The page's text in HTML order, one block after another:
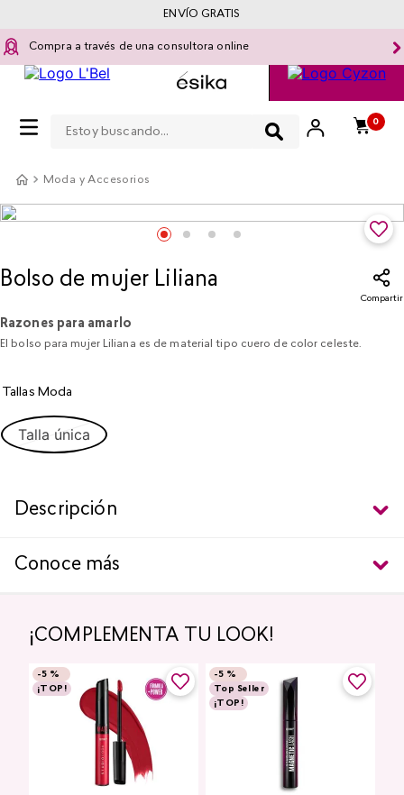
Compra a través de una consultora online
0
ENVÍO GRATIS
Moda y Accesorios
Bolso de mujer Liliana
Compartir
Razones para amarlo
El bolso para mujer Liliana es de material tipo cuero de color celeste.
Tallas Moda
Talla única
Descripción
Conoce más
¡COMPLEMENTA TU LOOK!
-5 %
¡TOP!
-5 %
Top Seller
¡TOP!